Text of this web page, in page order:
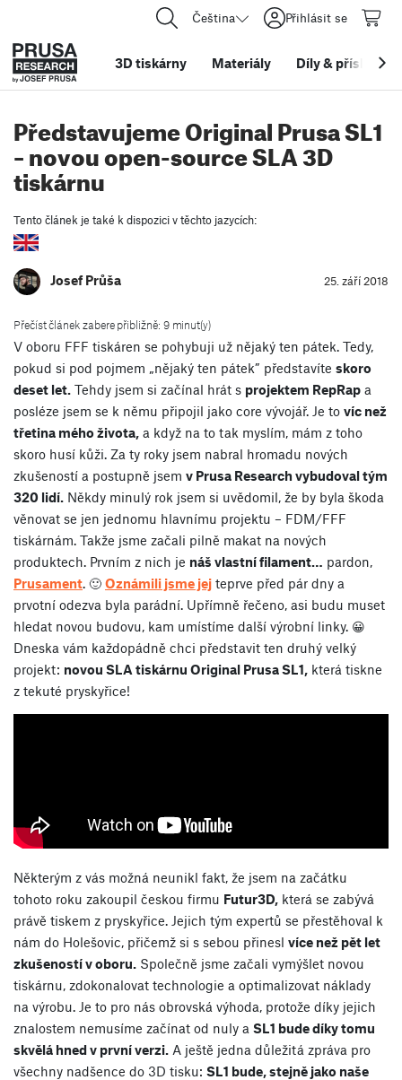
Čeština Přihlásit se
3D tiskárny Materiály Díly&
Představujeme Original Prusa SL1
– novou open-source SLA 3D
tiskárnu
Tento článek je také k dispozici v těchto jazycích:
Josef Průša 25. září 2018
Přečíst článek zabere přibližně: 9 minut(y)
V oboru FFF tiskáren se pohybuji už nějaký ten pátek. Tedy,
pokud si pod pojmem „nějaký ten pátek” představíte skoro
deset let. Tehdy jsem si začínal hrát s projektem RepRap a
posléze jsem se k němu připojil jako core vývojář. Je to víc než
třetina mého života, a když na to tak myslím, mám z toho
skoro husí kůži. Za ty roky jsem nabral hromadu nových
zkušeností a postupně jsem v Prusa Research vybudoval tým
320 lidí. Někdy minulý rok jsem si uvědomil, že by byla škoda
věnovat se jen jednomu hlavnímu projektu – FDM/FFF
tiskárnám. Takže jsme začali pilně makat na nových
produktech. Prvním z nich je náš vlastní filament… pardon,
Prusament. 🙂 Oznámili jsme jej teprve před pár dny a
prvotní odezva byla parádní. Upřímně řečeno, asi budu muset
hledat novou budovu, kam umístíme další výrobní linky. 😀
Dneska vám každopádně chci představit ten druhý velký
projekt: novou SLA tiskárnu Original Prusa SL1, která tiskne
z tekuté pryskyřice!
Některým z vás možná neunikl fakt, že jsem na začátku
tohoto roku zakoupil českou firmu Futur3D, která se zabývá
právě tiskem z pryskyřice. Jejich tým expertů se přestěhoval k
nám do Holešovic, přičemž si s sebou přinesl více než pět let
zkušeností v oboru. Společně jsme začali vymýšlet novou
tiskárnu, zdokonalovat technologie a optimalizovat náklady
na výrobu. Je to pro nás obrovská výhoda, protože díky jejich
znalostem nemusíme začínat od nuly a SL1 bude díky tomu
skvělá hned v první verzi. A ještě jedna důležitá zpráva pro
všechny nadšence do 3D tisku: SL1 bude, stejně jako naše